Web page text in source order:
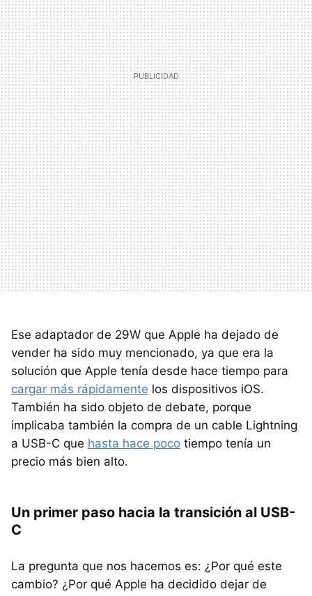
Ese adaptador de 29W que Apple ha dejado de
vender ha sido muy mencionado, ya que era la
solución que Apple tenía desde hace tiempo para
cargar más rápidamente los dispositivos iOS.
También ha sido objeto de debate, porque
implicaba también la compra de un cable Lightning
a USB-C que hasta hace poco tiempo tenía un
precio más bien alto.
Un primer paso hacia la transición al USB-
C
La pregunta que nos hacemos es: ¿Por qué este
cambio? ¿Por qué Apple ha decidido dejar de